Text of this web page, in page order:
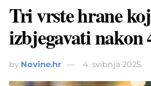
Tri vrste hrane
izbjegavati nakon
by Novine.hr 4. svibnja 2025.